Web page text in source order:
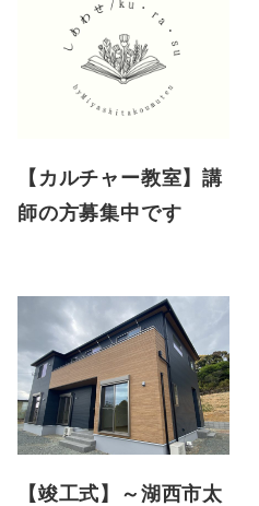
【カルチャー教室】講
師の方募集中です
【竣工式】～湖西市太